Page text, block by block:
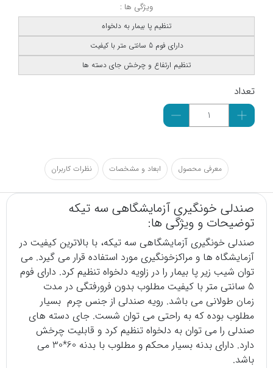
ویژگی ها :
تنظیم پا بیمار به دلخواه
دارای فوم 5 سانتی متر با کیفیت
تنظیم ارتفاع و چرخش جای دسته ها
تعداد
معرفی محصول ابعاد و مشخصات نظرات کاربران
صندلی خونگیری آزمایشگاهی سه تیکه
توضیحات و ویژگی ها:
صندلی خونگیری آزمایشگاهی سه تیکه، با بالاترین کیفیت در
آزمایشگاه ها و مراکزخونگیری مورد استفاده قرار می گیرد. می
توان شیب زیر پا بیمار را در زاویه دلخواه تنظیم کرد. دارای فوم
5 سانتی متر با کیفیت مطلوب بدون فرورفتگی در مدت
زمان طولانی می باشد. رویه صندلی از جنس چرم بسیار
مطلوب بوده که به راحتی می توان شست. جای دسته های
صندلی را می توان به دلخواه تنظیم کرد و قابلیت چرخش
دارد. دارای بدنه بسیار محکم و مطلوب با بدنه 60*30 می
باشد.